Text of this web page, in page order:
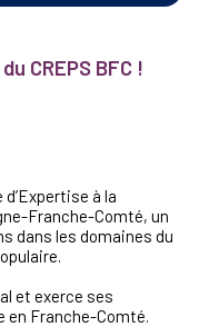
CREPS BFC !
à la
Franche-Comté, un
dans les domaines du
et exerce ses
en Franche-Comté.